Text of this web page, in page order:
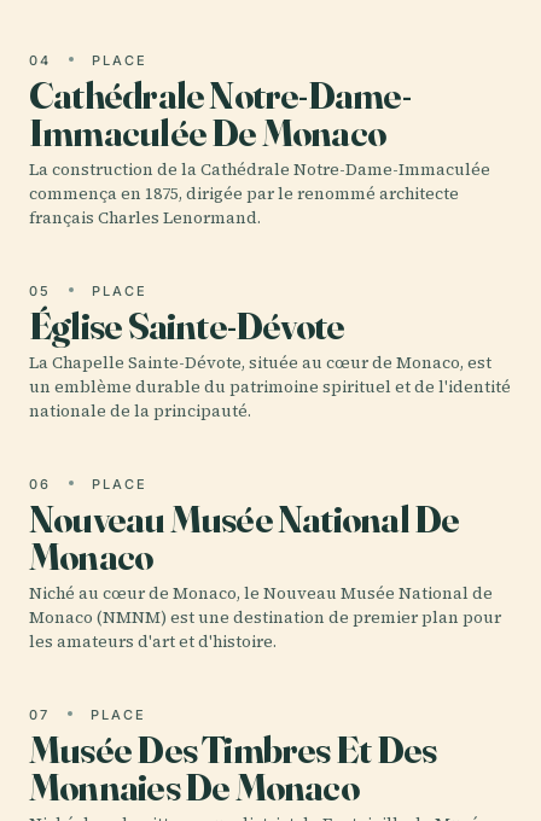
04 PLACE
Cathédrale Notre-Dame-
Immaculée De Monaco
La construction de la Cathédrale Notre-Dame-Immaculée
commença en 1875, dirigée par le renommé architecte
français Charles Lenormand.
05 PLACE
Église Sainte-Dévote
La Chapelle Sainte-Dévote, située au cœur de Monaco, est
un emblème durable du patrimoine spirituel et de l'identité
nationale de la principauté.
06 PLACE
Nouveau Musée National De
Monaco
Niché au cœur de Monaco, le Nouveau Musée National de
Monaco (NMNM) est une destination de premier plan pour
les amateurs d'art et d'histoire.
07 PLACE
Musée Des Timbres Et Des
Monnaies De Monaco